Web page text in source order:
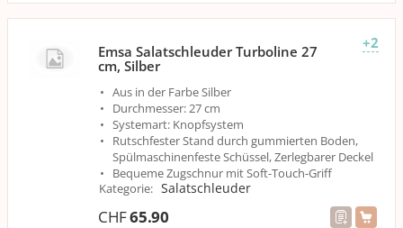
+2
Emsa Salatschleuder Turboline 27
cm, Silber
Aus in der Farbe Silber
Durchmesser: 27 cm
Systemart: Knopfsystem
Rutschfester Stand durch gummierten Boden,
Spülmaschinenfeste Schüssel, Zerlegbarer Deckel
Bequeme Zugschnur mit Soft-Touch-Griff
Kategorie: Salatschleuder
CHF65.90